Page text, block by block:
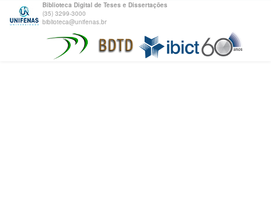
Biblioteca Digital de Teses e Dissertações
(35) 3299-3000
biblioteca@unifenas.br